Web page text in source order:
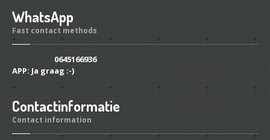
WhatsApp
Fast contact methods
0645166936
APP: Ja graag :-)
Contactinformatie
Contact information